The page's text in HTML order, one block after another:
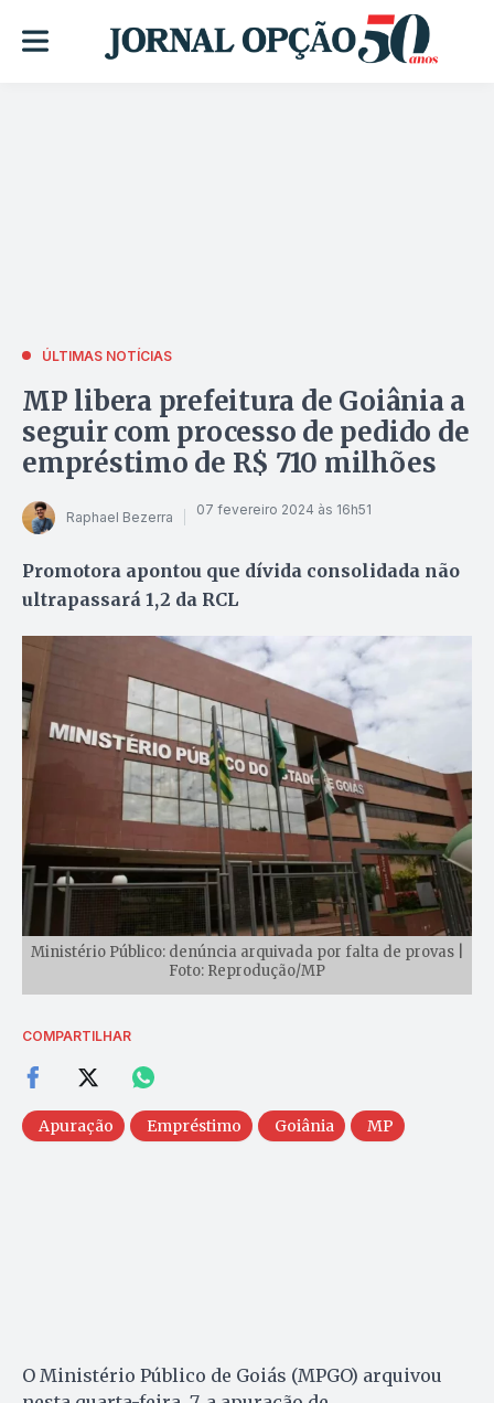
ÚLTIMAS NOTÍCIAS
MP libera prefeitura de Goiânia a
seguir com processo de pedido de
empréstimo de R$ 710 milhões
Raphael Bezerra 07 fevereiro 2024 às 16h51
Promotora apontou que dívida consolidada não
ultrapassará 1,2 da RCL
Ministério Público: denúncia arquivada por falta de provas |
Foto: Reprodução/MP
COMPARTILHAR
Apuração Empréstimo Goiânia MP
O Ministério Público de Goiás (MPGO) arquivou